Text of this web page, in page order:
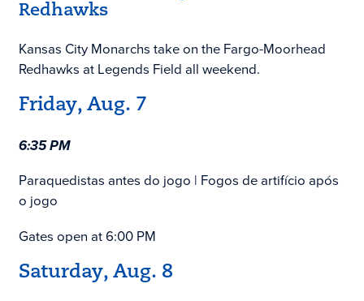
Redhawks
Kansas City Monarchs take on the Fargo-Moorhead
Redhawks at Legends Field all weekend.
Friday, Aug. 7
6:35 PM
Paraquedistas antes do jogo | Fogos de artifício após
o jogo
Gates open at 6:00 PM
Saturday, Aug. 8